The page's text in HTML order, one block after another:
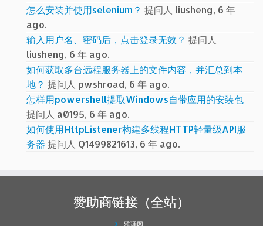
怎么安装并使用selenium？ 提问人 liusheng, 6 年
ago.
输入用户名、密码后，点击登录无效？ 提问人
liusheng, 6 年 ago.
如何获取多台远程服务器上的文件内容，并汇总到本
地？ 提问人 pwshroad, 6 年 ago.
怎样用powershell提取Windows自带应用的安装包
提问人 a0195, 6 年 ago.
如何使用HttpListener构建多线程HTTP轻量级API服
务器 提问人 Q1499821613, 6 年 ago.
赞助商链接（全站）
雅诵网